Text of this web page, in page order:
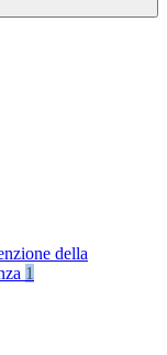
della
1